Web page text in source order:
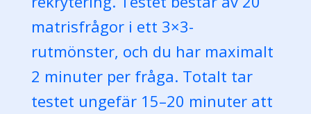
matrisfrågor i ett 3×3-
rutmönster, och du har maximalt
2 minuter per fråga. Totalt tar
testet ungefär 15–20 minuter att